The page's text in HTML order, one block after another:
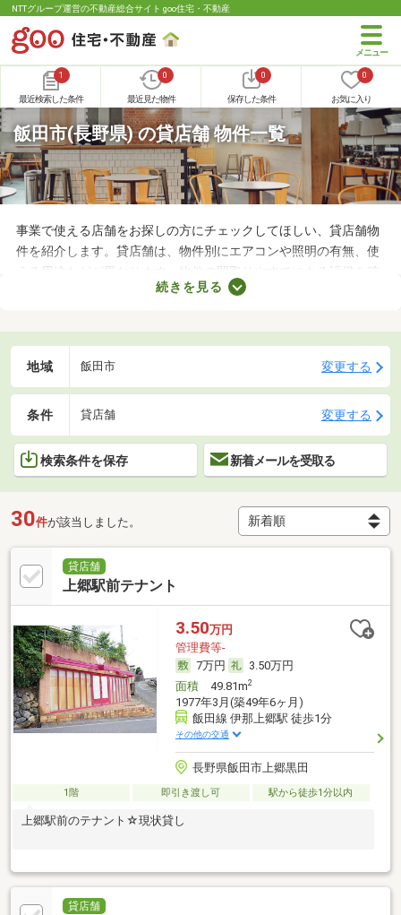
NTTグループ運営の不動産総合サイト goo住宅・不動産
1
最近検索した条件
0
最近見た物件
0
保存した条件
0
お気に入り
飯田市(長野県) の貸店舗 物件一覧
事業で使える店舗をお探しの方にチェックしてほしい、貸店舗物
件を紹介します。貸店舗は、物件別にエアコンや照明の有無、使
える用途などが異なります。物件の間取りやすでにある設備を確
認したうえで、内見を申し込むことがおすすめです。店舗の家賃
しょう。
続きを見る
地域 飯田市 変更する
条件 貸店舗 変更する
検索条件を保存 新着メールを受取る
30件が該当しました。
貸店舗
上郷駅前テナント
3.50万円
管理費等-
7万円
3.50万円
面積49.81m2
1977年3月(築49年6ヶ月)
飯田線 伊那上郷駅 徒歩1分
その他の交通
長野県飯田市上郷黒田
1階 即引き渡し可 駅から徒歩1分以内
上郷駅前のテナント☆現状貸し
貸店舗